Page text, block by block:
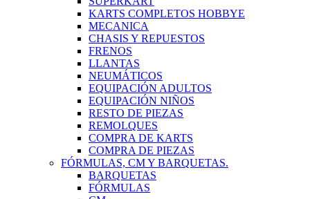
KARTS COMPLETOS HOBBYE
MECANICA
CHASIS Y REPUESTOS
FRENOS
LLANTAS
NEUMÁTICOS
EQUIPACIÓN ADULTOS
EQUIPACIÓN NIÑOS
RESTO DE PIEZAS
REMOLQUES
COMPRA DE KARTS
COMPRA DE PIEZAS
FÓRMULAS, CM Y BARQUETAS.
BARQUETAS
FÓRMULAS